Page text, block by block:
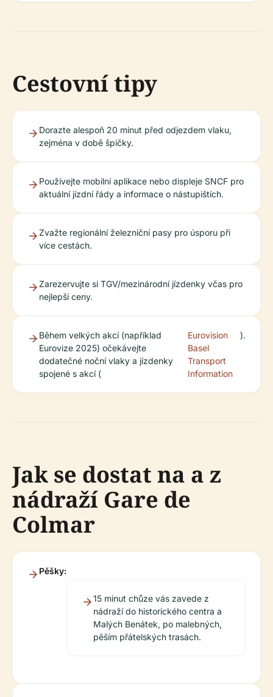
Cestovní tipy
Dorazte alespoň 20 minut před odjezdem vlaku,
zejména v době špičky.
Používejte mobilní aplikace nebo displeje SNCF pro
aktuální jízdní řády a informace o nástupištích.
Zvažte regionální železniční pasy pro úsporu při
více cestách.
Zarezervujte si TGV/mezinárodní jízdenky včas pro
nejlepší ceny.
Během velkých akcí (například
Eurovize 2025) očekávejte
dodatečné noční vlaky a jízdenky
spojené s akcí (
Eurovision
Basel
Transport
Information
).
Jak se dostat na a z
nádraží Gare de
Colmar
Pěšky:
15 minut chůze vás zavede z
nádraží do historického centra a
Malých Benátek, po malebných,
pěším přátelských trasách.